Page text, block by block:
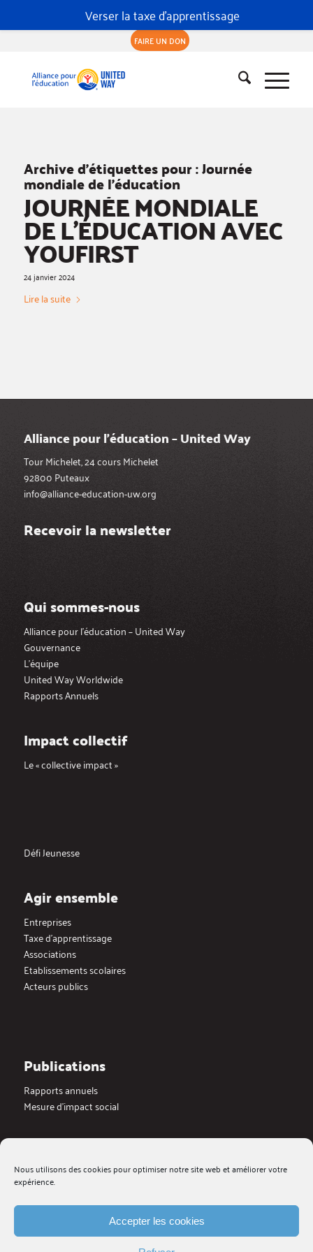
Nous utilisons des cookies pour optimiser notre site web et améliorer votre
expérience.
Accepter les cookies
FAIRE UN DON
Archive d’étiquettes pour :Journée
mondiale de l’éducation
JOURNÉE MONDIALE
DE L’ÉDUCATION AVEC
YOUFIRST
24 janvier 2024
Lire la suite
Alliance pour l’éducation – United Way
Tour Michelet, 24 cours Michelet
92800 Puteaux
info@alliance-education-uw.org
Recevoir la newsletter
Qui sommes-nous
Alliance pour l’éducation – United Way
Gouvernance
L’équipe
United Way Worldwide
Rapports Annuels
Impact collectif
Le « collective impact »
Défi Jeunesse
Agir ensemble
Entreprises
Taxe d’apprentissage
Associations
Etablissements scolaires
Acteurs publics
Publications
Rapports annuels
Mesure d’impact social
Dernières actualités
Blog
Medias
Verser la taxe d'apprentissage